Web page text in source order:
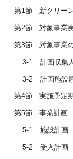
第1節 新クリー
第2節 対象事業
第3節 対象事業の
3-1 計画収集
3-2 計画施設
第4節 実施予定
第5節 事業計画
5-1 施設計画
5-2 受入計画